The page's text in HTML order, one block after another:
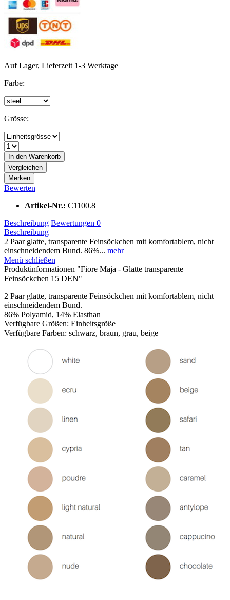
Auf Lager, Lieferzeit 1-3 Werktage
Farbe:
Grösse:
In den Warenkorb
Vergleichen
Merken
Bewerten
Artikel-Nr.: C1100.8
Beschreibung Bewertungen 0
Beschreibung
2 Paar glatte, transparente Feinsöckchen mit komfortablem, nicht
einschneidendem Bund. 86%... mehr
Menü schließen
Produktinformationen "Fiore Maja - Glatte transparente
Feinsöckchen 15 DEN"
2 Paar glatte, transparente Feinsöckchen mit komfortablem, nicht
einschneidendem Bund.
86% Polyamid, 14% Elasthan
Verfügbare Größen: Einheitsgröße
Verfügbare Farben: schwarz, braun, grau, beige